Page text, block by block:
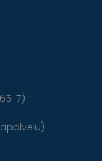
7)